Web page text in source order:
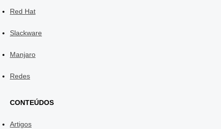
Red Hat
Slackware
Manjaro
Redes
CONTEÚDOS
Artigos